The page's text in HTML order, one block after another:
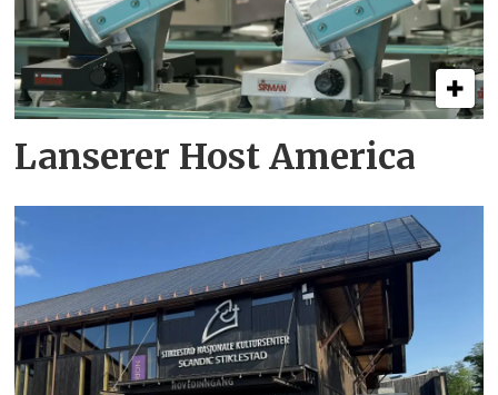
Lanserer Host America